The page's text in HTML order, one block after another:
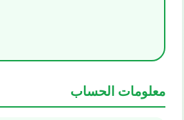
معلومات الحساب